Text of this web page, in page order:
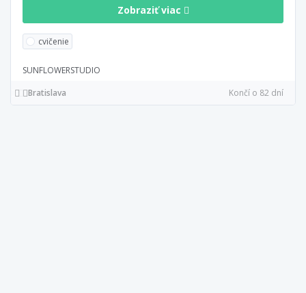
Zobraziť viac
cvičenie
SUNFLOWERSTUDIO
Bratislava
Končí o 82 dní